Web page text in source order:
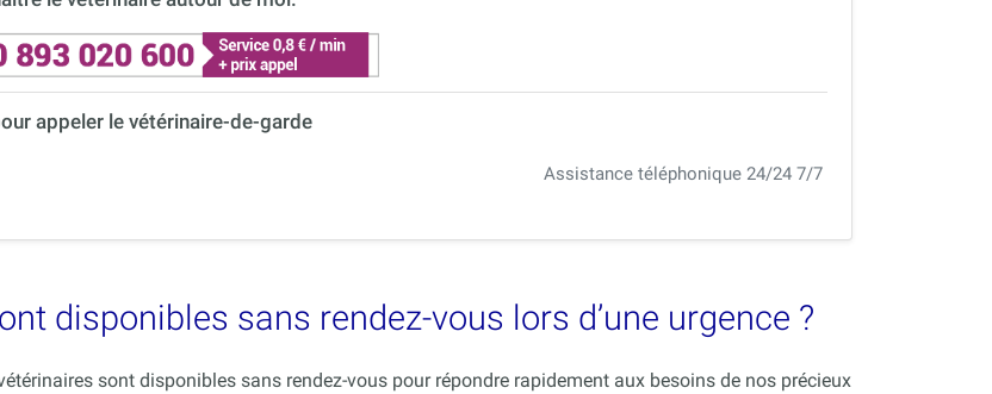
appeler le vétérinaire-de-garde
Assistance téléphonique 24/24 7/7
disponibles sans rendez-vous lors d’une urgence ?
sont disponibles sans rendez-vous pour répondre rapidement aux besoins de nos précieux